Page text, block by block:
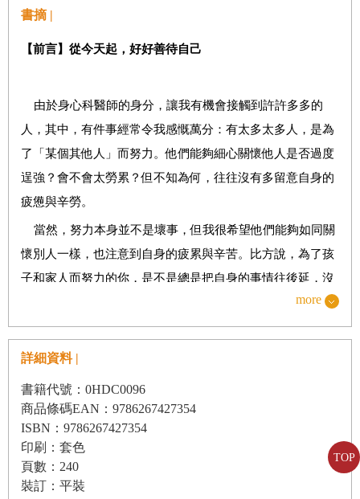
TOP
‧真正的堅強，是懂得自己哪裡脆弱
第二章 練習把自己的需求擺在第一
‧什麼是真正的幸福？
‧真正的強者，懂得善待自己
‧不是努力就會成功
‧每個人都有資格擁有幸福
‧工作，不是人生的全部
‧九成的焦慮不安，都是自我心魔
‧會有情緒是很正常的
‧討厭的人事物，不值得你花心思
書摘 |
【前言】從今天起，好好善待自己
由於身心科醫師的身分，讓我有機會接觸到許許多多的
人，其中，有件事經常令我感慨萬分：有太多太多人，是為
了「某個其他人」而努力。他們能夠細心關懷他人是否過度
逞強？會不會太勞累？但不知為何，往往沒有多留意自身的
疲憊與辛勞。
當然，努力本身並不是壞事，但我很希望他們能夠如同關
懷別人一樣，也注意到自身的疲累與辛苦。比方說，為了孩
子和家人而努力的你，是不是總是把自身的事情往後延，沒
有注意到你的身心已經發出哀號？或是在公司，為了部下、
為了同事，又或者團隊的其他人，拚命貢獻一己之力，結果
自己的生活完全亂了套、累到無法喘息，以致假日總是只能
另外，家中有年幼孩子、高齡長輩或臥病在床的家人，身
為照顧者的人們也是如此。雖然確實得要以需要照顧的家人
為生活的中心，但照顧者關懷自己的生活及人生，也是非常
重要的一件事。要是太過疲憊，稍微偷個懶不必有罪惡感；
more
詳細資料 |
書籍代號：0HDC0096
商品條碼EAN：9786267427354
ISBN：9786267427354
印刷：套色
頁數：240
裝訂：平裝